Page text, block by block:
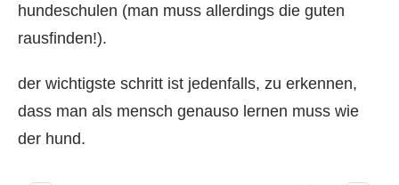
hundeschulen (man muss allerdings die guten
rausfinden!).
der wichtigste schritt ist jedenfalls, zu erkennen,
dass man als mensch genauso lernen muss wie
der hund.